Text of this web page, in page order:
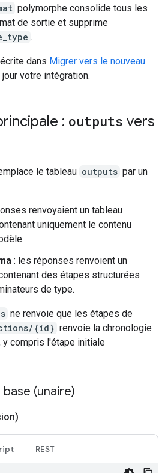
polymorphe consolide tous les
de sortie et supprime
.
dans Migrer vers le nouveau
votre intégration.
: outputs vers
le tableau outputs par un
renvoyaient un tableau
uniquement le contenu
: les réponses renvoient un
des étapes structurées
de type.
ne renvoie que les étapes de
{id} renvoie la chronologie
compris l'étape initiale
(unaire)
REST